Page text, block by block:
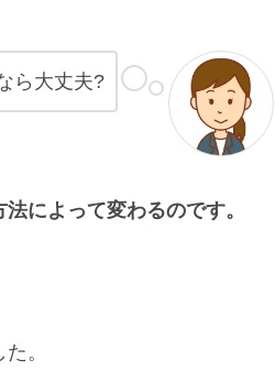
ら大丈夫?
によって変わるのです。
。